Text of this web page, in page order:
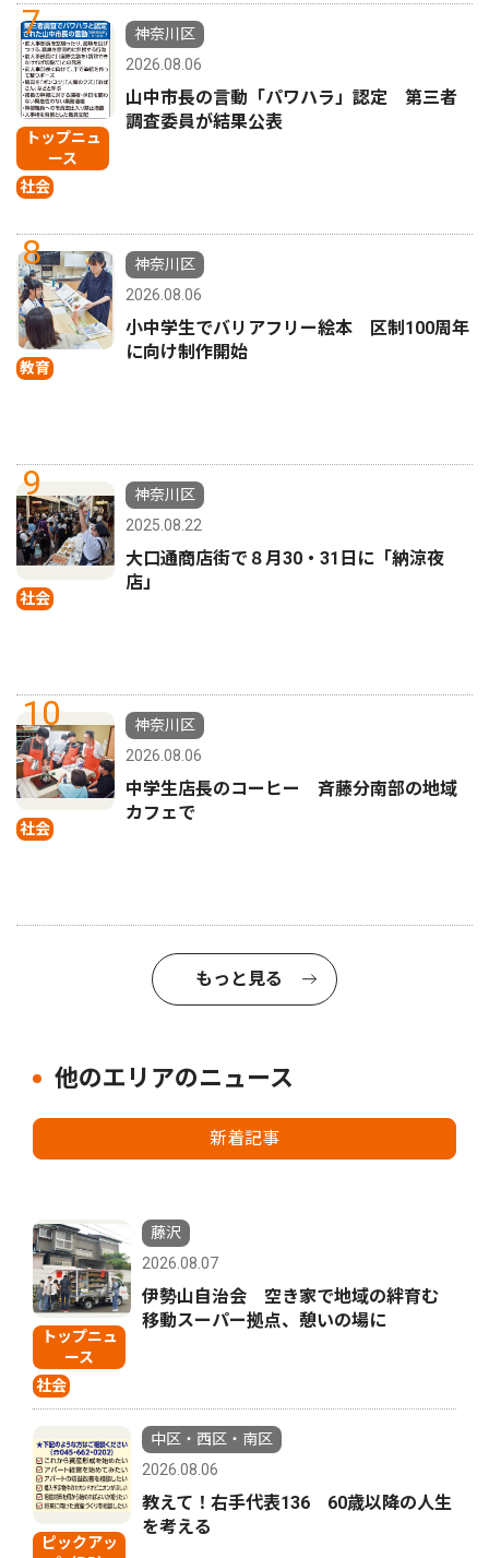
7
トップニュ
ース
社会
神奈川区
2026.08.06
山中市長の言動「パワハラ」認定 第三者
調査委員が結果公表
8
教育
神奈川区
2026.08.06
小中学生でバリアフリー絵本 区制100周年
に向け制作開始
9
社会
神奈川区
2025.08.22
大口通商店街で８月30・31日に「納涼夜
店」
10
社会
神奈川区
2026.08.06
中学生店長のコーヒー 斉藤分南部の地域
カフェで
もっと見る
他のエリアのニュース
新着記事
トップニュ
ース
社会
藤沢
2026.08.07
伊勢山自治会 空き家で地域の絆育む
移動スーパー拠点、憩いの場に
ピックアッ
中区・西区・南区
2026.08.06
教えて！右手代表136 60歳以降の人生
を考える